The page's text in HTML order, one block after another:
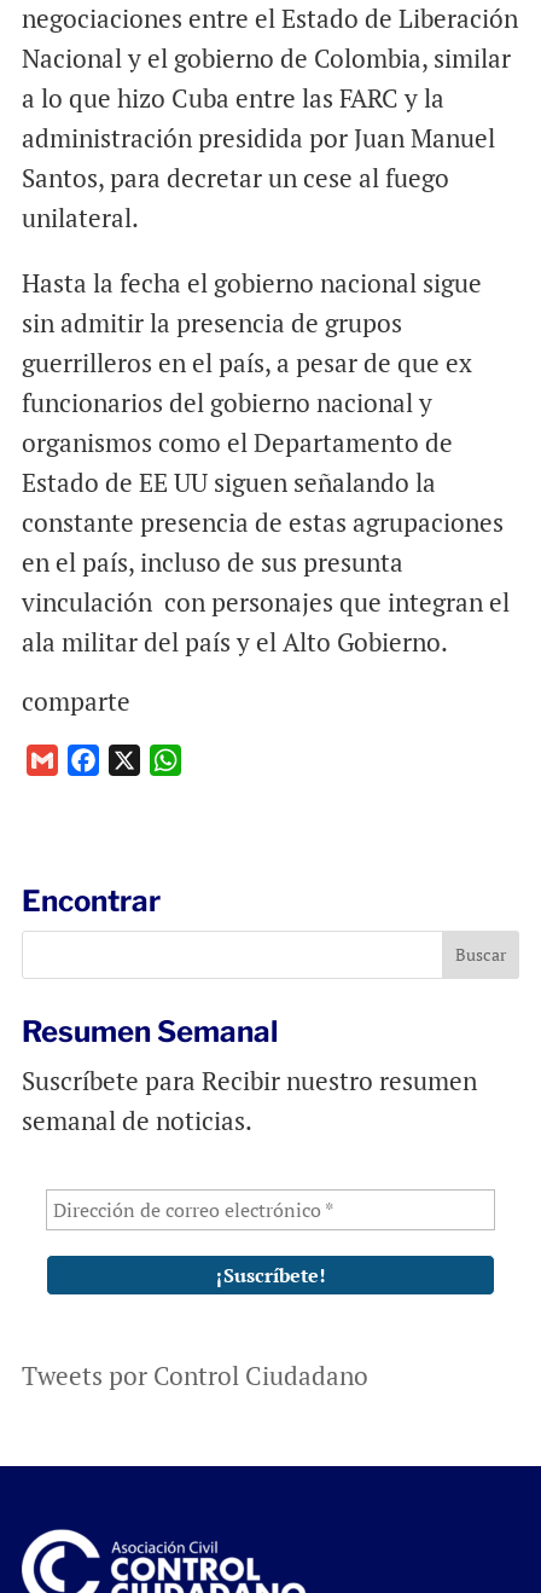
negociaciones entre el Estado de Liberación
Nacional y el gobierno de Colombia, similar
a lo que hizo Cuba entre las FARC y la
administración presidida por Juan Manuel
Santos, para decretar un cese al fuego
unilateral.
Hasta la fecha el gobierno nacional sigue
sin admitir la presencia de grupos
guerrilleros en el país, a pesar de que ex
funcionarios del gobierno nacional y
organismos como el Departamento de
Estado de EE UU siguen señalando la
constante presencia de estas agrupaciones
en el país, incluso de sus presunta
vinculación con personajes que integran el
ala militar del país y el Alto Gobierno.
comparte
o
k
p
Encontrar
Resumen Semanal
Suscríbete para Recibir nuestro resumen
semanal de noticias.
Tweets por Control Ciudadano